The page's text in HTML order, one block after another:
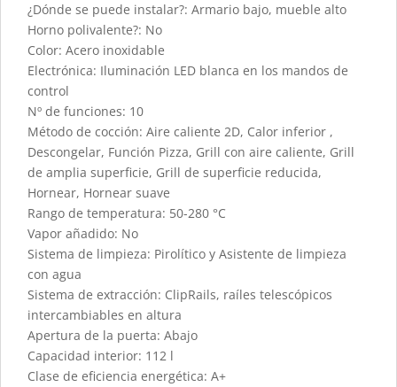
¿Dónde se puede instalar?: Armario bajo, mueble alto
Horno polivalente?: No
Color: Acero inoxidable
Electrónica: Iluminación LED blanca en los mandos de
control
Nº de funciones: 10
Método de cocción: Aire caliente 2D, Calor inferior ,
Descongelar, Función Pizza, Grill con aire caliente, Grill
de amplia superficie, Grill de superficie reducida,
Hornear, Hornear suave
Rango de temperatura: 50-280 °C
Vapor añadido: No
Sistema de limpieza: Pirolítico y Asistente de limpieza
con agua
Sistema de extracción: ClipRails, raíles telescópicos
intercambiables en altura
Apertura de la puerta: Abajo
Capacidad interior: 112 l
Clase de eficiencia energética: A+